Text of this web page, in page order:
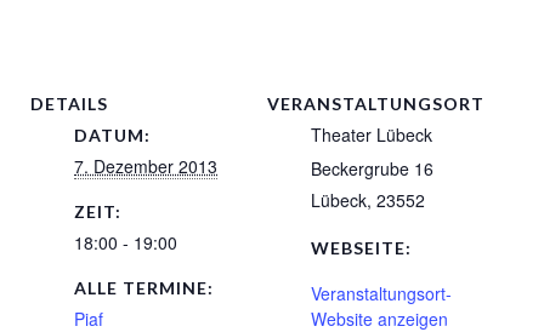
DETAILS
DATUM:
7. Dezember 2013
ZEIT:
18:00 - 19:00
ALLE TERMINE:
Piaf
VERANSTALTUNGSORT
Theater Lübeck
Beckergrube 16
Lübeck, 23552
WEBSEITE:
Veranstaltungsort-
Website anzeigen